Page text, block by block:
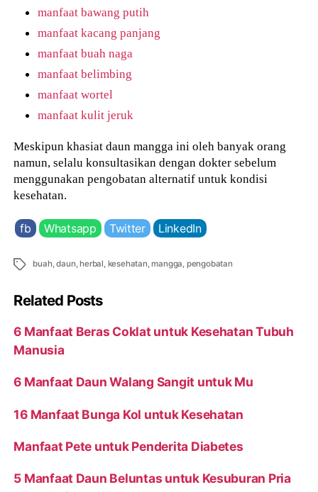
manfaat bawang putih
manfaat kacang panjang
manfaat buah naga
manfaat belimbing
manfaat wortel
manfaat kulit jeruk
Meskipun khasiat daun mangga ini oleh banyak orang
namun, selalu konsultasikan dengan dokter sebelum
menggunakan pengobatan alternatif untuk kondisi
kesehatan.
fb Whatsapp Twitter LinkedIn
Tags buah,daun, herbal, kesehatan,mangga, pengobatan
Related Posts
6 Manfaat Beras Coklat untuk Kesehatan Tubuh
Manusia
6 Manfaat Daun Walang Sangit untuk Mu
16 Manfaat Bunga Kol untuk Kesehatan
Manfaat Pete untuk Penderita Diabetes
5 Manfaat Daun Beluntas untuk Kesuburan Pria